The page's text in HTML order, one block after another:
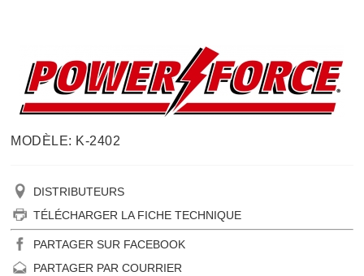
MODÈLE: K-2402
DISTRIBUTEURS
TÉLÉCHARGER LA FICHE TECHNIQUE
PARTAGER SUR FACEBOOK
PARTAGER PAR COURRIER